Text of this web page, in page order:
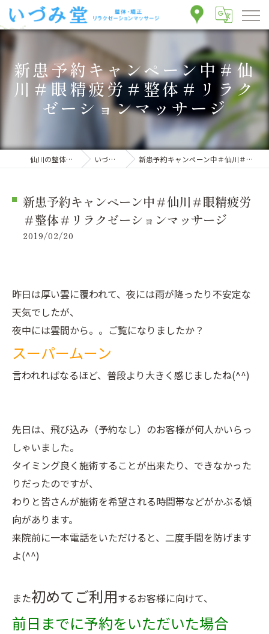
新患予約キャンペーン中＃仙
川＃眼精疲労＃整体＃リラク
ゼーションマッサージ
仙川の整体ならいづみ堂整体院 いづみ堂のブログ 新患予約キャンペーン中＃仙川＃眼精疲労＃整体＃リラクゼーションマッサージ
新患予約キャンペーン中＃仙川＃眼精疲労
＃整体＃リラクゼーションマッサージ
2019/02/20
昨日は厚い雲に覆われて、夜には雨が降ったり不安定な
天気でしたが、
夜中には雲間から。。ご覧になりましたか？
スーパームーン
言われればなるほど、普段より大きく感じましたね(^^)
先日は、飛び込み（予約なし）のお客様が何人かいらっ
しゃいました。
タイミング良く施術することが出来たり、できなかった
りだったのですが、
わりと皆さんが施術を希望される時間帯などがかぶる傾
向があります。
来院前に一本電話をいただけると、二度手間を防げます
よ(^^)
また初めてご利用するお客様に向けて、
前日までに予約をいただいた場合